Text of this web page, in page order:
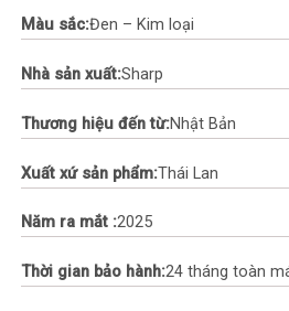
Màu sắc:Đen – Kim loại
Nhà sản xuất:Sharp
Thương hiệu đến từ:Nhật Bản
Xuất xứ sản phẩm:Thái Lan
Năm ra mắt :2025
Thời gian bảo hành:24 tháng toàn